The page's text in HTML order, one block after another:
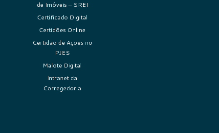
de Imóveis – SREI
Certificado Digital
Certidões Online
Certidão de Ações no
PJES
Malote Digital
Intranet da
Corregedoria